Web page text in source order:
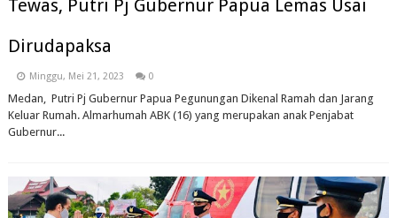
Tewas, Putri Pj Gubernur Papua Lemas Usai
Dirudapaksa
Minggu, Mei 21, 2023 0
Medan, Putri Pj Gubernur Papua Pegunungan Dikenal Ramah dan Jarang
Keluar Rumah. Almarhumah ABK (16) yang merupakan anak Penjabat
Gubernur...